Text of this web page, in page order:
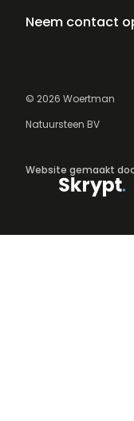
Neem contact
© 2026 Woertman
Natuursteen BV
Website gemaakt